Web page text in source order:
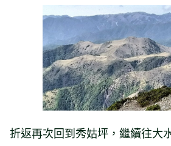
折返再次回到秀姑坪，繼續往大